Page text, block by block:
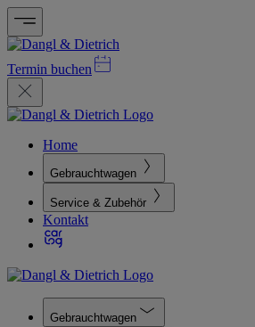
Termin buchen
Home
Gebrauchtwagen
Service & Zubehör
Kontakt
Gebrauchtwagen